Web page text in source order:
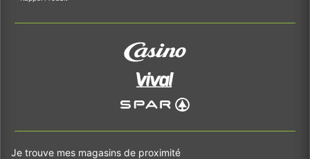
Je trouve mes magasins de proximité